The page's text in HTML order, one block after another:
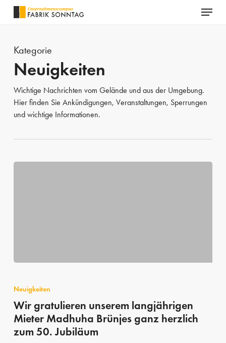
Skip
content
Menu
Kategorie
Neuigkeiten
Wichtige Nachrichten vom Gelände und aus der Umgebung.
Hier finden Sie Ankündigungen, Veranstaltungen, Sperrungen
und wichtige Informationen.
gratulieren
unserem
langjährigen
Mieter
Neuigkeiten
Wir gratulieren unserem langjährigen
Mieter Madhuha Brünjes ganz herzlich
zum 50. Jubiläum